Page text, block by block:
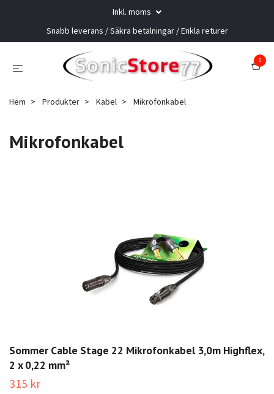
Inkl. moms
Snabb leverans / Säkra betalningar / Enkla returer
0
Hem Produkter Kabel Mikrofonkabel
Mikrofonkabel
Sommer Cable Stage 22 Mikrofonkabel 3,0m Highflex,
2 x 0,22 mm²
315 kr